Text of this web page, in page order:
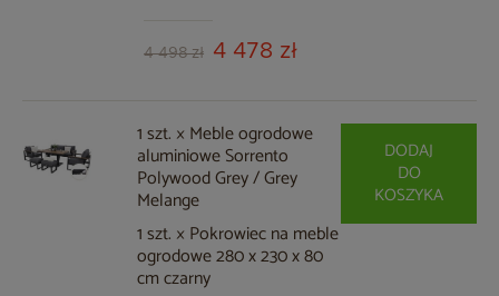
4 498 zł 4 478 zł
1 szt. × Meble ogrodowe
aluminiowe Sorrento
Polywood Grey / Grey
Melange
1 szt. × Pokrowiec na meble
ogrodowe 280 x 230 x 80
cm czarny
DODAJ
DO
KOSZYKA